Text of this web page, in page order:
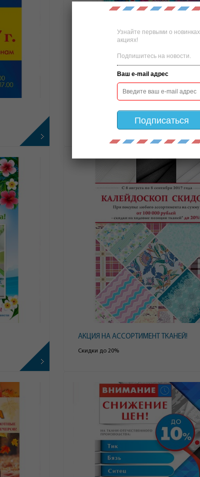
ДЕТИ - ЦВЕТЫ ЖИЗНИ!
Постельное белье, полотенца.
АКЦИЯ НА АССОРТИМЕНТ ТКАНЕЙ!
Скидки до 20%
Узнайте первыми о
акциях!
Подпишитесь на новости.
Ваш e-mail адрес
Подписаться